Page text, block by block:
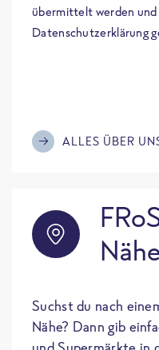
übermittelt werden und
Datenschutzerklärung
ALLES ÜBER
Nähe
Suchst du nach
Nähe? Dann gib